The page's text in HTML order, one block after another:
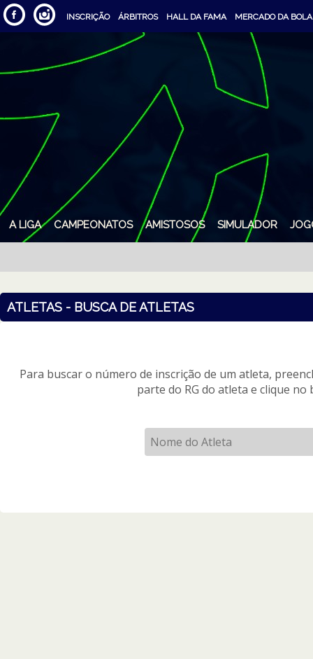
INSCRIÇÃO ÁRBITROS HALL DA FAMA MERCADO DA BOLA
A LIGA CAMPEONATOS AMISTOSOS SIMULADOR
ATLETAS - BUSCA DE ATLETAS
Para buscar o número de inscrição de um atleta,
parte do RG do atleta e clique no